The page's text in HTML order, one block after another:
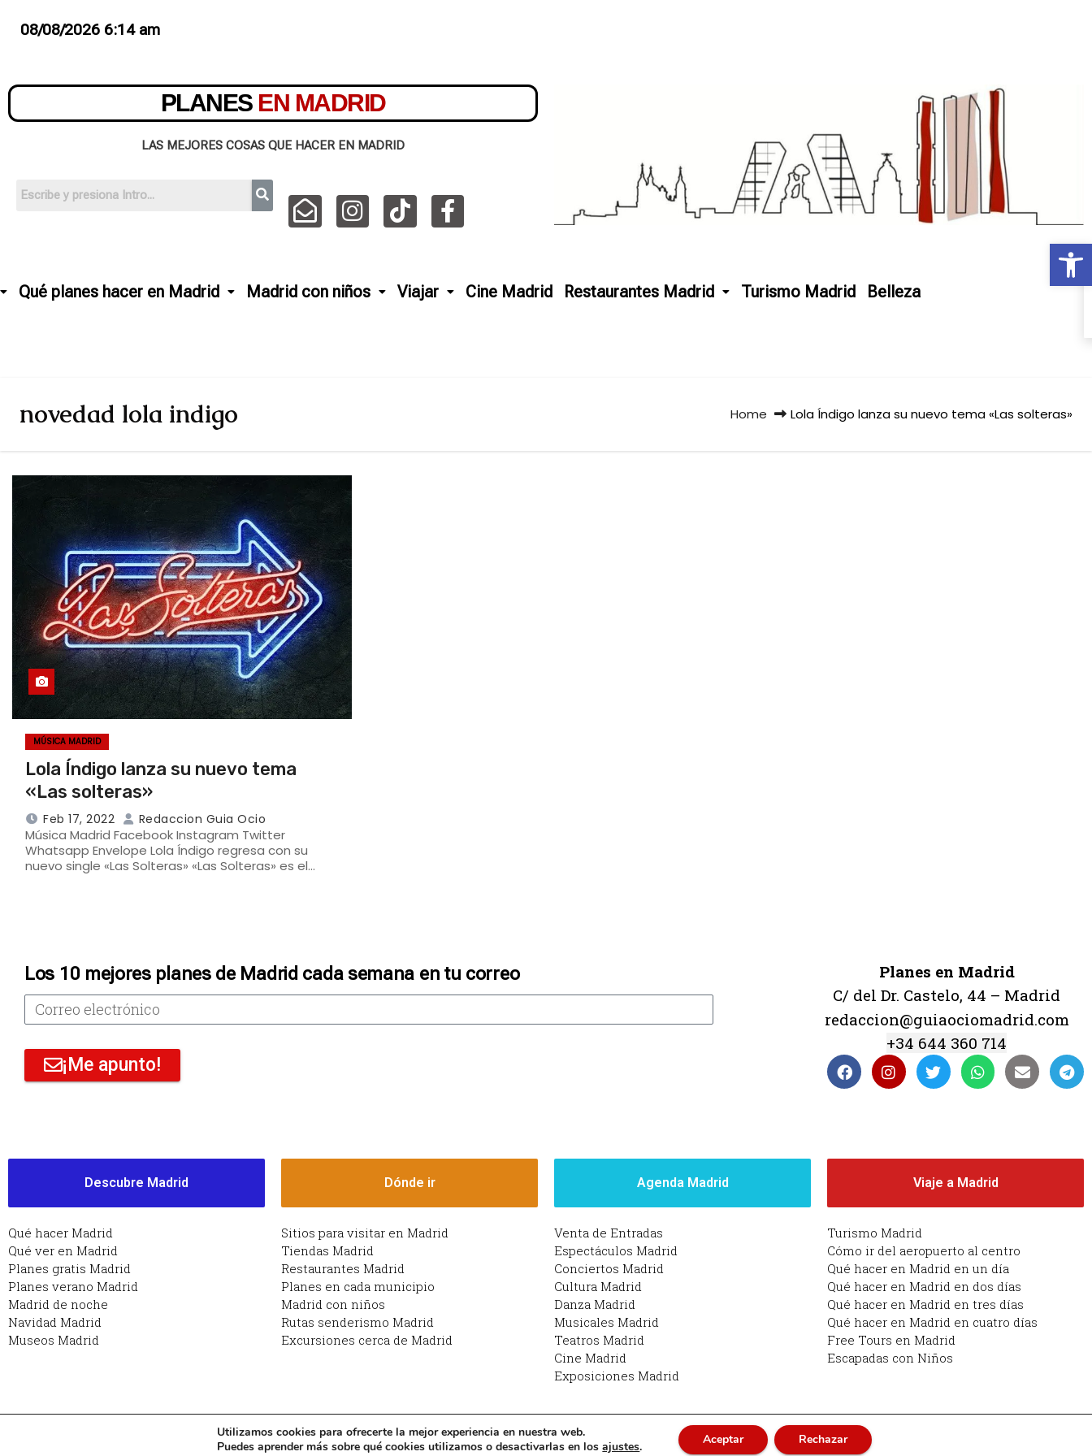
08/08/2026 6:14 am
PLANES EN MADRID
LAS MEJORES COSAS QUE HACER EN MADRID
Qué planes hacer en Madrid Madrid con niños Viajar Cine Madrid Restaurantes Madrid Turismo Madrid Belleza
novedad lola indigo Home Lola Índigo lanza su nuevo tema «Las solteras»
MÚSICA MADRID
Lola Índigo lanza su nuevo tema
«Las solteras»
Feb 17, 2022 Redaccion Guia Ocio
Música Madrid Facebook Instagram Twitter
Whatsapp Envelope Lola Índigo regresa con su
nuevo single «Las Solteras» «Las Solteras» es el…
Los 10 mejores planes de Madrid cada semana en tu correo
¡Me apunto!
Planes en Madrid
C/ del Dr. Castelo, 44 – Madrid
redaccion@guiaociomadrid.com
+34 644 360 714
Descubre Madrid
Qué hacer Madrid
Qué ver en Madrid
Planes gratis Madrid
Planes verano Madrid
Madrid de noche
Navidad Madrid
Museos Madrid
Dónde ir
Sitios para visitar en Madrid
Tiendas Madrid
Restaurantes Madrid
Planes en cada municipio
Madrid con niños
Rutas senderismo Madrid
Excursiones cerca de Madrid
Agenda Madrid
Venta de Entradas
Espectáculos Madrid
Conciertos Madrid
Cultura Madrid
Danza Madrid
Musicales Madrid
Teatros Madrid
Cine Madrid
Exposiciones Madrid
Viaje a Madrid
Turismo Madrid
Cómo ir del aeropuerto al centro
Qué hacer en Madrid en un día
Qué hacer en Madrid en dos días
Qué hacer en Madrid en tres días
Qué hacer en Madrid en cuatro días
Free Tours en Madrid
Escapadas con Niños
Copyright © 2026 Planes en Madrid: qué hacer en Madrid | Funciona con Planes en Madrid: qué hacer en Madrid
Utilizamos cookies para ofrecerte la mejor experiencia en nuestra web.
Puedes aprender más sobre qué cookies utilizamos o desactivarlas en losajustes. Aceptar Rechazar